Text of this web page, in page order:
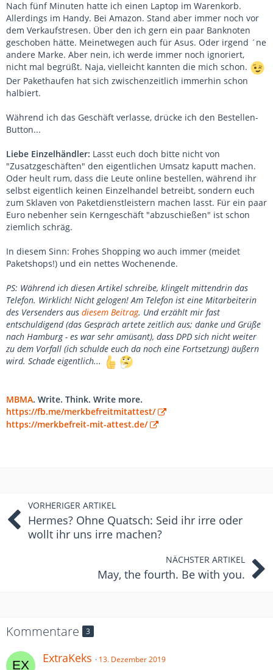
Nach fünf Minuten hatte ich einen Laptop im Warenkorb.
Allerdings im Handy. Bei Amazon. Stand aber immer noch vor
dem Verkaufstresen. Über den ich gern ein paar Banknoten
geschoben hätte. Meinetwegen auch für Asus. Oder irgend ´ne
andere Marke. Aber nein, ich werde immer noch ignoriert,
nicht mal begrüßt. Naja, vielleicht kannten die mich schon.
Der Pakethaufen hat sich zwischenzeitlich immerhin schon
halbiert.
Während ich das Geschäft verlasse, drücke ich den Bestellen-
Button...
Liebe Einzelhändler: Lasst euch doch bitte nicht von
"Zusatzgeschäften" den eigentlichen Umsatz kaputt machen.
Oder heult rum, dass die Leute online bestellen, während ihr
selbst eigentlich keinen Einzelhandel betreibt, sondern euch
zum Sklaven von Paketdienstleistern machen lasst. Für ein paar
Euro nebenher sein Kerngeschäft "abzuschießen" ist schon
ziemlich schräg.
In diesem Sinn: Frohes Shopping wo auch immer (meidet
Paketshops!) und ein nettes Wochenende.
PS: Während ich diesen Artikel schreibe, klingelt mittendrin das
Telefon. Wirklich! Nicht gelogen! Am Telefon ist eine Mitarbeiterin
des Versenders aus diesem Beitrag. Und erzählt mir fast
entschuldigend (das Gespräch artete zeitlich aus; danke und Grüße
nach Hamburg - es war sehr amüsant), dass DPD sich nicht weiter
zu dem Vorfall (ich schulde euch da noch eine Fortsetzung) äußern
wird. Schade eigentlich...
MBMA. Write. Think. Write more.
https://fb.me/merkbefreitmitattest/
https://merkbefreit-mit-attest.de/
VORHERIGER ARTIKEL
Hermes? Ohne Quatsch: Seid ihr irre oder
wollt ihr uns irre machen?
NÄCHSTER ARTIKEL
May, the fourth. Be with you.
Kommentare 3
ExtraKeks 13. Dezember 2019